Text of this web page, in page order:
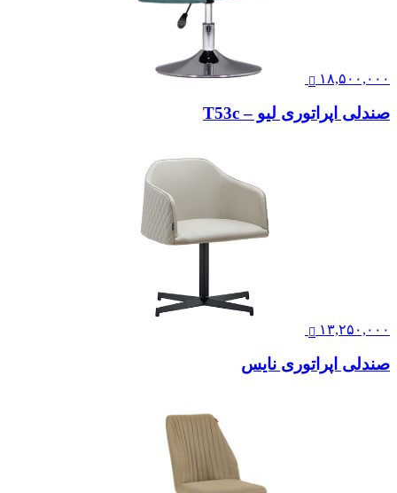
۱۸,۵۰۰,۰۰۰
صندلی اپراتوری لیو – T53c
۱۳,۲۵۰,۰۰۰
صندلی اپراتوری نایس